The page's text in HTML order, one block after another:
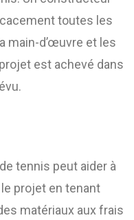
toutes les
main-d’œuvre et les
est achevé dans
tennis peut aider à
projet en tenant
matériaux aux frais